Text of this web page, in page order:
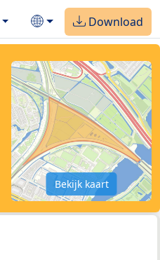
Download
Bekijk kaart